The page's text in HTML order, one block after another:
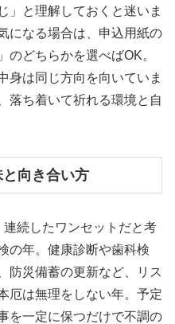
」と理解しておくと迷いま
になる場合は、申込用紙の
のどちらかを選べばOK。
身は同じ方向を向いていま
落ち着いて祈れる環境と自
向き合い方
続したワンセットだと考
の年。健康診断や歯科検
防災備蓄の更新など、リス
厄は無理をしない年。予定
を一定に保つだけで不調の